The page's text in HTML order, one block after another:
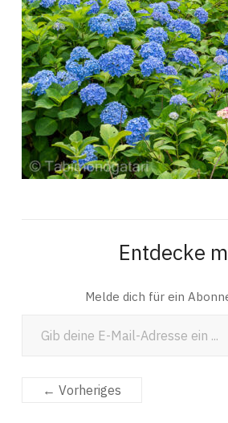
Entdecke
Melde dich für ein
← Vorheriges